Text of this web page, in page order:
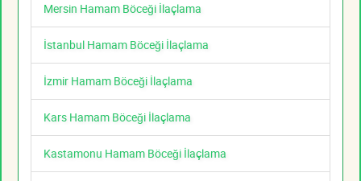
Mersin Hamam Böceği İlaçlama
İstanbul Hamam Böceği İlaçlama
İzmir Hamam Böceği İlaçlama
Kars Hamam Böceği İlaçlama
Kastamonu Hamam Böceği İlaçlama